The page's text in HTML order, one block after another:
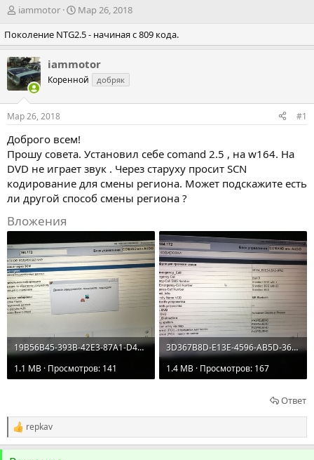
А
т
о
р
т
е
м
iammotor
Д
т
а
н
а
ч
а
Мар 26, 2018
Поколение NTG2.5 - начиная с 809 кода.
iammotor
Коренной добряк
Мар 26, 2018 #1
Доброго всем!
Прошу совета. Установил себе comand 2.5 , на w164. На
DVD не играет звук . Через старуху просит SCN
кодирование для смены региона. Может подскажите есть
ли другой способ смены региона ?
Вложения
19B56B45-393B-42E3-87A1-D4329B0788B0.jpeg
1.1 MB · Просмотров: 141
3D367B8D-E13E-4596-AB5D-36F8EB6EA189.jpeg
1.4 MB · Просмотров: 167
Ответ
Р
е
repkav